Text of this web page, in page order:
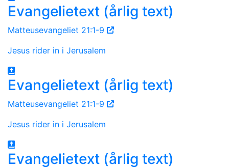
Evangelietext (årlig text)
Matteusevangeliet 21:1-9
Jesus rider in i Jerusalem
Evangelietext (årlig text)
Matteusevangeliet 21:1-9
Jesus rider in i Jerusalem
Evangelietext (årlig text)